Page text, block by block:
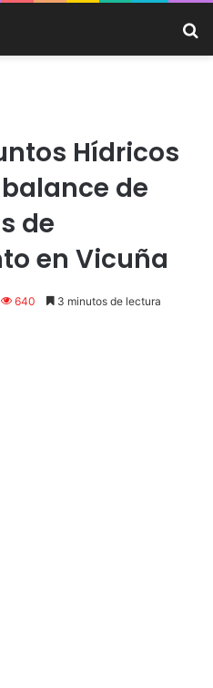
Hídricos
de
de
en Vicuña
640 3 minutos de lectura